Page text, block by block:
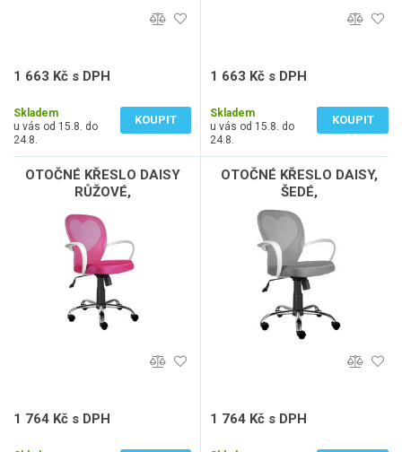
1 663 Kč s DPH
Skladem
u vás od 15.8. do
24.8.
KOUPIT
1 663 Kč s DPH
Skladem
u vás od 15.8. do
24.8.
KOUPIT
OTOČNÉ KŘESLO DAISY
RŮŽOVÉ,
1 764 Kč s DPH
OTOČNÉ KŘESLO DAISY,
ŠEDÉ,
1 764 Kč s DPH